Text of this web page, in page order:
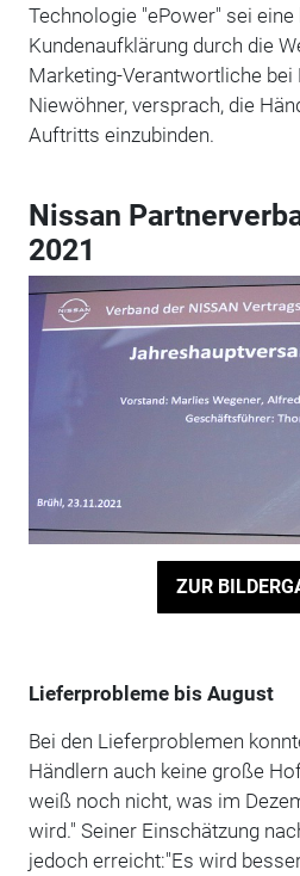
Technologie "ePower" sei
Kundenaufklärung durch die
Marketing-Verantwortliche bei
Niewöhner, versprach, die
Auftritts einzubinden.
Nissan
2021
ZUR
Lieferprobleme bis August
Bei den Lieferproblemen
Händlern auch keine große
weiß noch nicht, was im
wird." Seiner Einschätzung
jedoch erreicht:"Es wird